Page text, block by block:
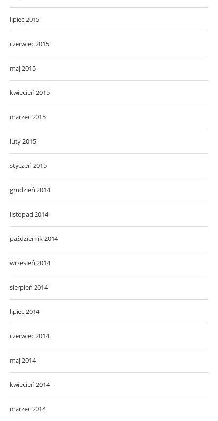
lipiec 2015
czerwiec 2015
maj 2015
kwiecień 2015
marzec 2015
luty 2015
styczeń 2015
grudzień 2014
listopad 2014
październik 2014
wrzesień 2014
sierpień 2014
lipiec 2014
czerwiec 2014
maj 2014
kwiecień 2014
marzec 2014